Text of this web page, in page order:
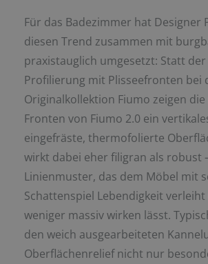
Für das Badezimmer hat Designer
diesen Trend zusammen mit
praxistauglich umgesetzt: Statt
Profilierung mit Plisseefronten bei
Originalkollektion Fiumo zeigen
Fronten von Fiumo 2.0 ein
eingefräste, thermofolierte
wirkt dabei eher filigran als robust
Linienmuster, das dem Möbel mit
Schattenspiel Lebendigkeit verleiht
weniger massiv wirken lässt.
den weich ausgearbeiteten
Oberflächenrelief nicht nur